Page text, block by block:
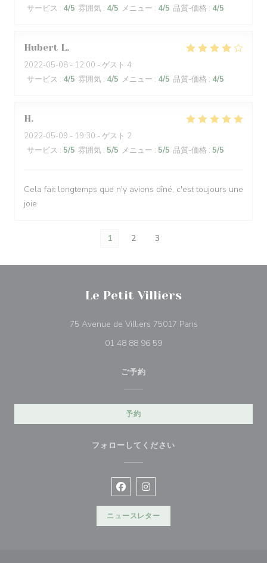
サービス : 4/5 雰囲気 : 4/5 メニュー : 4/5 品質-価格 : 4/5
Hubert L
2022-05-08 - 12:00 - ゲスト 4
サービス : 4/5 雰囲気 : 4/5 メニュー : 4/5 品質-価格 : 4/5
H
2022-05-09 - 19:30 - ゲスト 2
サービス : 5/5 雰囲気 : 5/5 メニュー : 5/5 品質-価格 : 5/5
Cela fait longtemps que n'y avions dîné, c'est toujours une
joie
1 2 3
Le Petit Villiers
75 Avenue de Villiers 75017 Paris((新しいウィンド
01 48 88 96 59
ご予約
予約
フォローしてください
Facebook ((新しいウィンドウで
Instagram ((新しいウィンド
ニュースレター